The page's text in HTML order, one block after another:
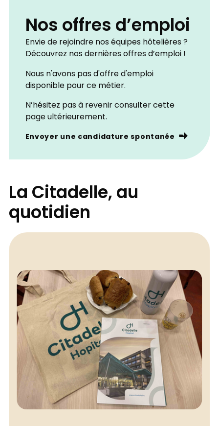
Nos offres d’emploi
Envie de rejoindre nos équipes hôtelières ?
Découvrez nos dernières offres d’emploi !
Nous n'avons pas d'offre d'emploi
disponible pour ce métier.
N’hésitez pas à revenir consulter cette
page ultérieurement.
Envoyer une candidature spontanée
La Citadelle, au
quotidien